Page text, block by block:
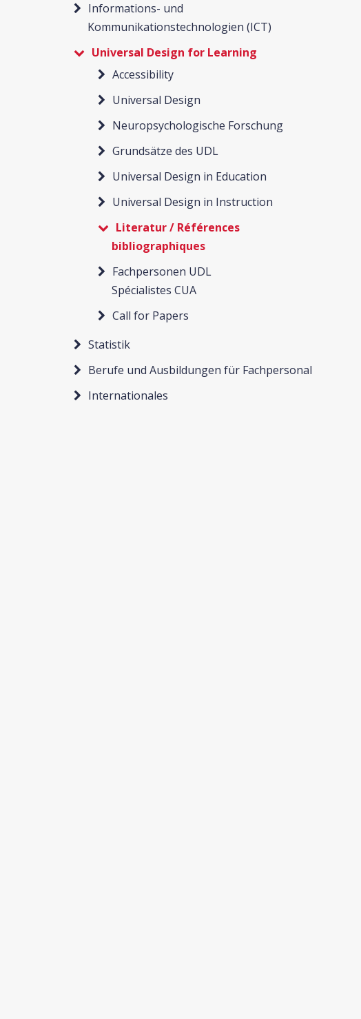
Informations- und
Kommunikationstechnologien (ICT)
Universal Design for Learning
Accessibility
Universal Design
Neuropsychologische Forschung
Grundsätze des UDL
Universal Design in Education
Universal Design in Instruction
Literatur / Références
bibliographiques
Fachpersonen UDL
Spécialistes CUA
Call for Papers
Statistik
Berufe und Ausbildungen für Fachpersonal
Internationales